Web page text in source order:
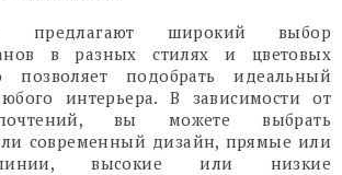
предлагают широкий выбор
в разных стилях и цветовых
позволяет подобрать идеальный
интерьера. В зависимости от
вы можете выбрать
современный дизайн, прямые или
высокие или низкие